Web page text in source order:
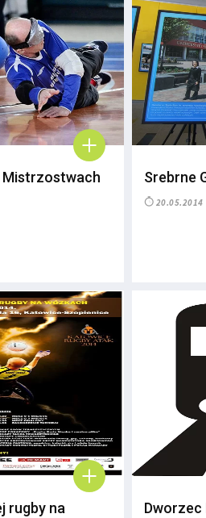
Mistrzostwach
Srebrne
20.05.2014
rugby na